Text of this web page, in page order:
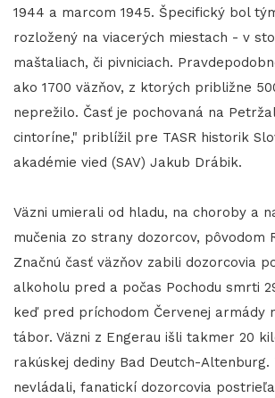
1944 a marcom 1945. Špecifický bol
rozložený na viacerých miestach - v
maštaliach, či pivniciach.
ako 1700 väzňov, z ktorých približne
neprežilo. Časť je pochovaná na
cintoríne," priblížil pre TASR historik
akadémie vied (SAV) Jakub Drábik.
Väzni umierali od hladu, na choroby a
mučenia zo strany dozorcov, pôvodom
Značnú časť väzňov zabili dozorcovia
alkoholu pred a počas Pochodu smrti
keď pred príchodom Červenej armády
tábor. Väzni z Engerau išli takmer 20
rakúskej dediny Bad Deutch-
nevládali, fanatickí dozorcovia